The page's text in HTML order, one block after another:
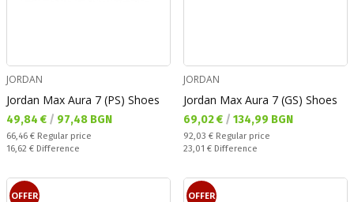
JORDAN
Jordan Max Aura 7 (PS) Shoes
Текуща цена:
49,84 € / 97,48 BGN
Regular price:
66,46 € Regular price
Спестявате:
16,62 € Difference
JORDAN
Jordan Max Aura 7 (GS) Shoes
Текуща цена:
69,02 € / 134,99 BGN
Regular price:
92,03 € Regular price
Спестявате:
23,01 € Difference
OFFER OFFER